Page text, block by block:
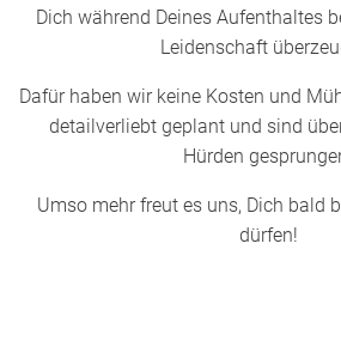
Dich während Deines Aufenthaltes
Leidenschaft
Dafür haben wir keine Kosten und
detailverliebt geplant und sind
Hürden
Umso mehr freut es uns, Dich bald
dürfen!